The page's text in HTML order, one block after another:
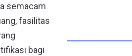
semacam
fasilitas
bagi